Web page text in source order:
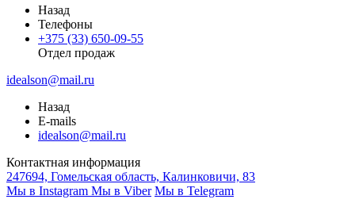
Назад
Телефоны
+375 (33) 650-09-55
Отдел продаж
idealson@mail.ru
Назад
E-mails
idealson@mail.ru
Контактная информация
247694, Гомельская область, Калинковичи, 83
Мы в Instagram Мы в Viber Мы в Telegram